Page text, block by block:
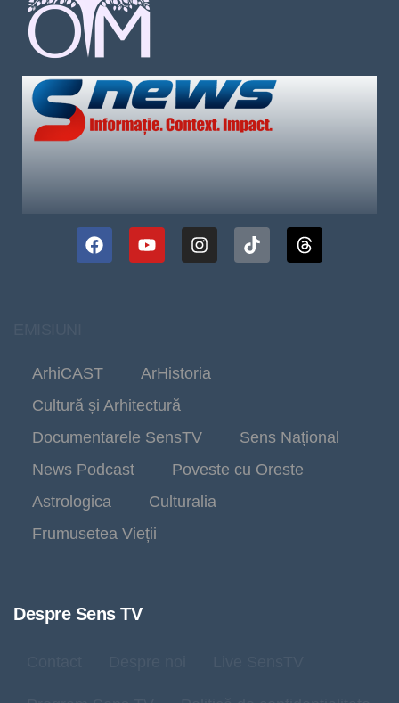
ArhiCAST
ArHistoria
Cultură și Arhitectură
Documentarele SensTV
Sens Național
News Podcast
Poveste cu Oreste
Astrologica
Culturalia
Frumusetea Vieții
Despre Sens TV